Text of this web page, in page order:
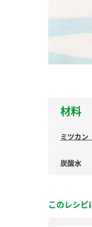
材料
ミツカ
炭酸水
このレシピ